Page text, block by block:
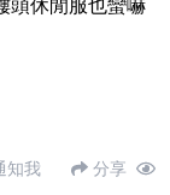
知我 分享